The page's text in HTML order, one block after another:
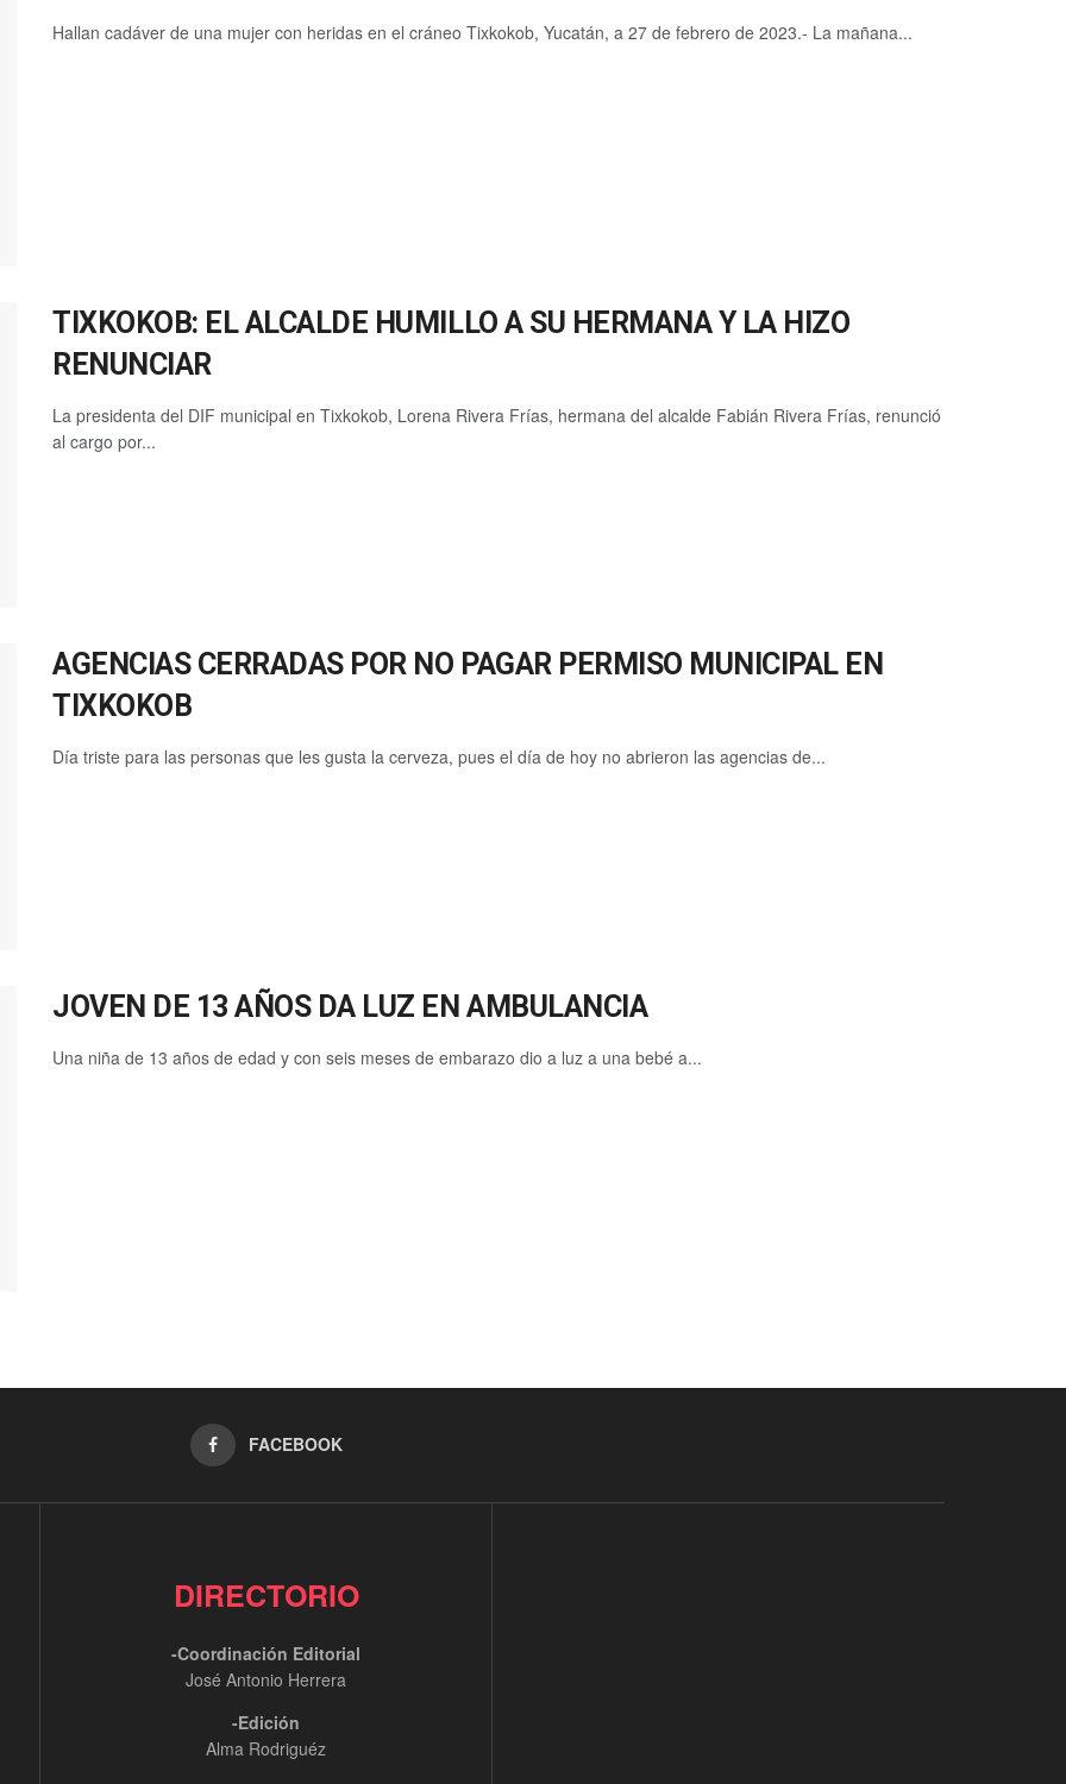
Hallan cadáver de una mujer con heridas en el cráneo Tixkokob, Yucatán, a 27 de febrero de 2023.- La mañana...
TIXKOKOB: EL ALCALDE HUMILLO A SU HERMANA Y LA HIZO
RENUNCIAR
La presidenta del DIF municipal en Tixkokob, Lorena Rivera Frías, hermana del alcalde Fabián Rivera Frías, renunció
al cargo por...
AGENCIAS CERRADAS POR NO PAGAR PERMISO MUNICIPAL EN
TIXKOKOB
Día triste para las personas que les gusta la cerveza, pues el día de hoy no abrieron las agencias de...
JOVEN DE 13 AÑOS DA LUZ EN AMBULANCIA
Una niña de 13 años de edad y con seis meses de embarazo dio a luz a una bebé a...
FACEBOOK
DIRECTORIO
-Coordinación Editorial
José Antonio Herrera
-Edición
Alma Rodriguéz